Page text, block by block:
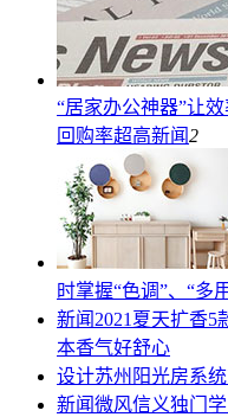
“居家办公神器”让
回购率超高新闻2
时掌握“色调”、“多
新闻2021夏天扩香5
本香气好舒心
设计苏州阳光房系
新闻微风信义独门